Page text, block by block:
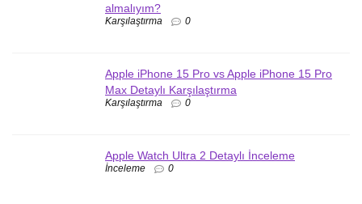
almalıyım?
Karşılaştırma 0
Apple iPhone 15 Pro vs Apple iPhone 15 Pro
Max Detaylı Karşılaştırma
Karşılaştırma 0
Apple Watch Ultra 2 Detaylı İnceleme
İnceleme 0